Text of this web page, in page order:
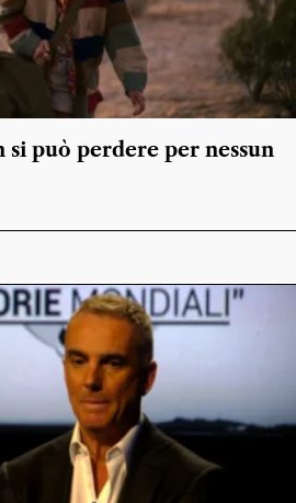
si può perdere per nessun